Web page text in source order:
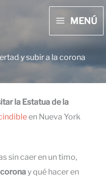
MENU
MENÚ
y subir a la corona
la Estatua de la
en Nueva York
sin caer en un timo,
y qué hacer en